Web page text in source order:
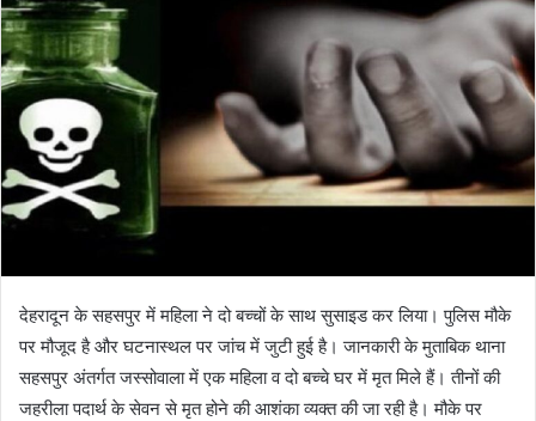
देहरादून के सहसपुर में महिला ने दो बच्‍चों के साथ सुसाइड कर लिया। पुलिस मौके
पर मौजूद है और घटनास्‍थल पर जांच में जुटी हुई है। जानकारी के मुताबिक थाना
सहसपुर अंतर्गत जस्सोवाला में एक महिला व दो बच्चे घर में मृत मिले हैं। तीनों की
जहरीला पदार्थ के सेवन से मृत होने की आशंका व्यक्त की जा रही है। मौके पर